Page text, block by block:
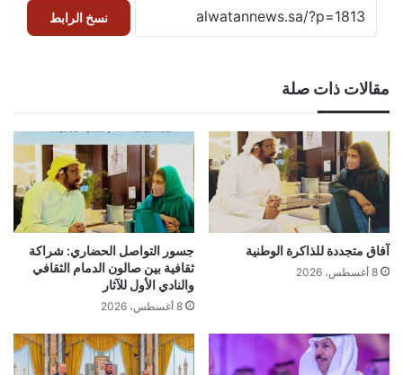
نسخ الرابط
مقالات ذات صلة
آفاق متجددة للذاكرة الوطنية
8 أغسطس، 2026
جسور التواصل الحضاري: شراكة
ثقافية بين صالون الدمام الثقافي
والنادي الأول للآثار
8 أغسطس، 2026